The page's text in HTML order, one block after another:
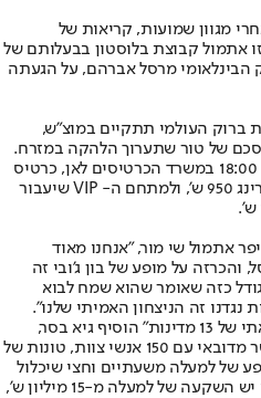
מגוון שמועות, קריאות של
אתמול קבוצת בלוסטון בבעלותם של
הבינלאומי מרסל אברהם, על הגעתה
העולמי תתקיים במוצ"ש,
של טור שתערוך הלהקה במזרח.
מכירת הכרטיסים תחל היום בשעה 18:00 במשרד הכרטיסים לאן, כרטיס
לדשא יעלה 340 ש', למתחם הגולדן רינג 950 ש', ולמתחם ה- VIP שיעבור
אתמול שי מור, "אנחנו מאוד
על מופע של בון ג'ובי זה
כזה שאומר שהוא שמח לבוא
זה הניצחון האמיתי שלנו".
"הלהקה תגיע אלינו לאחר טור אסיאתי של 13 מדינות" הוסיף גיא בסר,
"אצלנו הם יסיימו את הטור, יגיעו ישר מדובאי עם 150 אנשי צוות, טונות של
של למעלה משעתיים וחצי שיכלול
את כל הלהיטים של הלהקה. עבורנו יש השקעה של למעלה מ-15 מיליון ש',